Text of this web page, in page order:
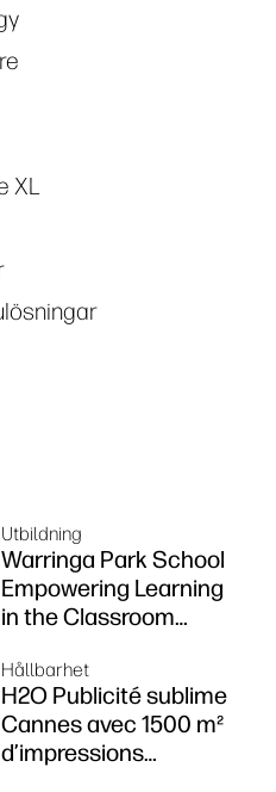
XL
Utbildning
Warringa Park School
Empowering Learning
in the Classroom
Z6 series printer
Hållbarhet
H2O Publicité sublime
Cannes avec 1500 m²
d’impressions